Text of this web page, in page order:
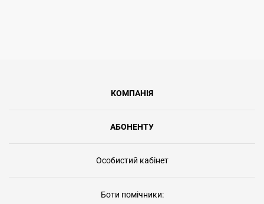
КОМПАНІЯ
АБОНЕНТУ
Особистий кабінет
Боти помічники: